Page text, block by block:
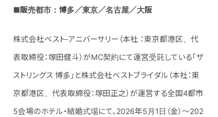
■販売都市： 博多／東京／名古屋／大阪
株式会社ベスト‐アニバーサリー（本社 ：東京都港区、代
表取締役：塚田健斗）がMC契約にて運営受託している「ザ
ストリングス 博多」と株式会社ベストブライダル（本社：東
京都港区、代表取締役：塚田正之）が運営する全国4都市
5会場のホテル・結婚式場にて、2026年5月1日（金）～202